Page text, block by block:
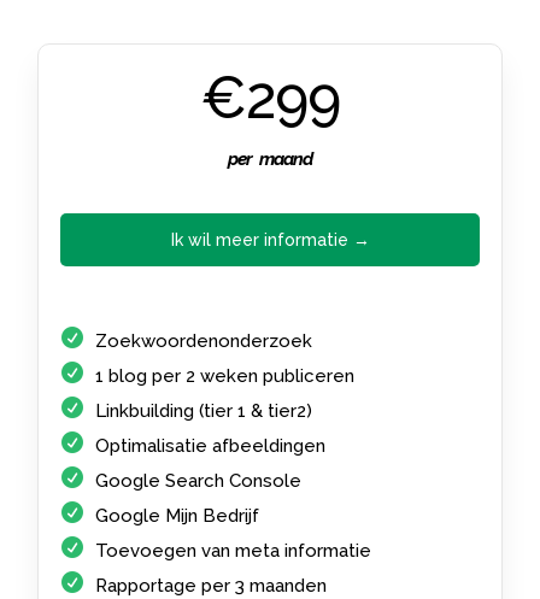
€299
per maand
Ik wil meer informatie →
Zoekwoordenonderzoek
1 blog per 2 weken publiceren
Linkbuilding (tier 1 & tier2)
Optimalisatie afbeeldingen
Google Search Console
Google Mijn Bedrijf
Toevoegen van meta informatie
Rapportage per 3 maanden